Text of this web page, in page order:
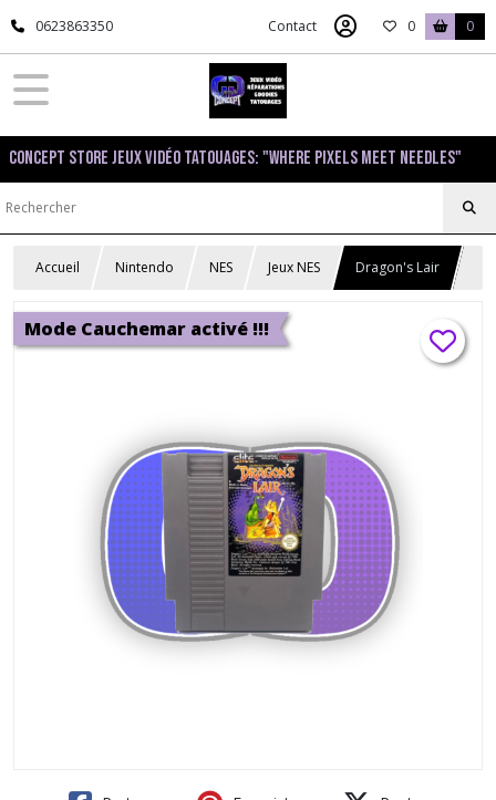
0623863350 Contact 0 0
Concept Store Jeux Vidéo Tatouages: "Where pixels meet needles"
Accueil Nintendo NES Jeux NES Dragon's Lair
Mode Cauchemar activé !!!